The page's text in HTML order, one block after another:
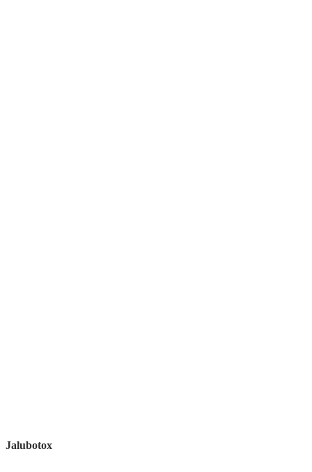
Jalubotox